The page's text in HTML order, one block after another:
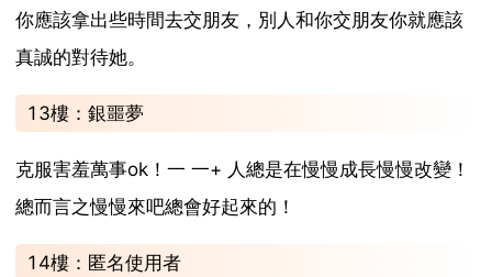
你應該拿出些時間去交朋友，別人和你交朋友你就應該
真誠的對待她。
13樓：銀噩夢
克服害羞萬事ok！一 一+ 人總是在慢慢成長慢慢改變！
總而言之慢慢來吧總會好起來的！
14樓：匿名使用者